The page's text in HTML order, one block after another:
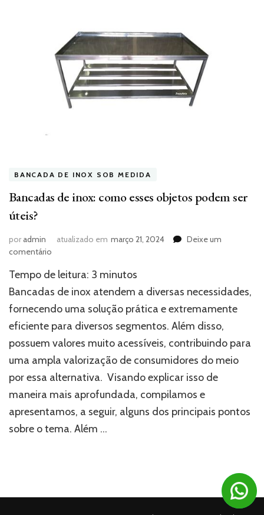
BANCADA DE INOX SOB MEDIDA
Bancadas de inox: como esses objetos podem ser
úteis?
poradmin atualizado em março 21, 2024
Deixe um
comentário
de
inox:
esses
objetos
podem
ser
úteis?
Tempo de leitura: 3 minutos
Bancadas de inox atendem a diversas necessidades,
fornecendo uma solução prática e extremamente
eficiente para diversos segmentos. Além disso,
possuem valores muito acessíveis, contribuindo para
uma ampla valorização de consumidores do meio
por essa alternativa. Visando explicar isso de
maneira mais aprofundada, compilamos e
apresentamos, a seguir, alguns dos principais pontos
sobre o tema. Além …